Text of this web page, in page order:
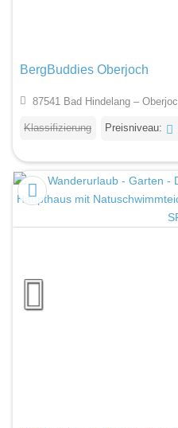
BergBuddies Oberjoch
87541 Bad Hindelang –
Klassifizierung Preisniveau: